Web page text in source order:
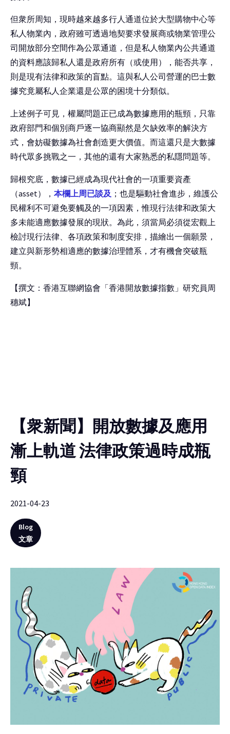
但衆所周知，現時越來越多行人通道位於大型購物中心等
私人物業內，政府雖可透過地契要求發展商或物業管理公
司開放部分空間作為公眾通道，但是私人物業內公共通道
的資料應該歸私人還是政府所有（或使用），能否共享，
則是現有法律和政策的盲點。這與私人公司營運的巴士數
據究竟屬私人企業還是公眾的困境十分類似。
上述例子可見，權屬問題正已成為數據應用的瓶頸，只靠
政府部門和個別商戶逐一協商顯然是欠缺效率的解決方
式，會妨礙數據為社會創造更大價值。而這還只是大數據
時代眾多挑戰之一，其他的還有大家熟悉的私隱問題等。
歸根究底，數據已經成為現代社會的一項重要資產
（asset）， 本欄上周已談及 ；也是驅動社會進步，維護公
民權利不可避免要觸及的一項因素，惟現行法律和政策大
多未能適應數據發展的現狀。為此，須當局必須從宏觀上
檢討現行法律、各項政策和制度安排，描繪出一個願景，
建立與新形勢相適應的數據治理體系，才有機會突破瓶
頸。
【撰文：香港互聯網協會「香港開放數據指數」研究員周
穗斌】
【衆新聞】開放數據及應用
漸上軌道 法律政策過時成瓶
頸
2021-04-23
Blog
文章